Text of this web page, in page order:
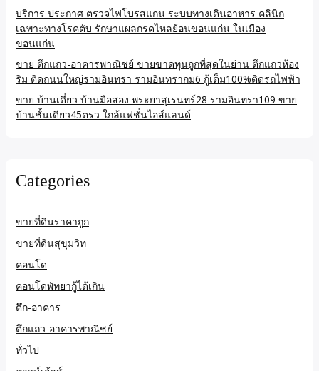
บริการ ประกาศ ตรวจไฟโบรสแกน ระบบทางเดินอาหาร คลินิก
เฉพาะทางโรคตับ รักษาแผลกรดไหลย้อนขอนแก่น ในเมือง
ขอนแก่น
ขาย ตึกแถว-อาคารพาณิชย์ ขายขาดทุนถูกที่สุดในย่าน ตึกแถวห้อง
ริม ติดถนนใหญ่รามอินทรา รามอินทรากม6 กู้เต็ม100%ติดรถไฟฟ้า
ขาย บ้านเดี่ยว บ้านมือสอง พระยาสุเรนทร์28 รามอินทรา109 ขาย
บ้านชั้นเดียว45ตรว ใกล้แฟชั่นไอส์แลนด์
Categories
ขายที่ดินราคาถูก
ขายที่ดินสุขุมวิท
คอนโด
คอนโดพัทยากู้ได้เกิน
ตึก-อาคาร
ตึกแถว-อาคารพาณิชย์
ทั่วไป